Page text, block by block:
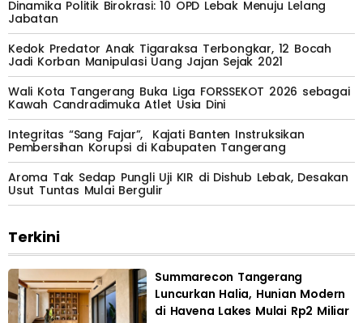
Dinamika Politik Birokrasi: 10 OPD Lebak Menuju Lelang
Jabatan
Kedok Predator Anak Tigaraksa Terbongkar, 12 Bocah
Jadi Korban Manipulasi Uang Jajan Sejak 2021
Wali Kota Tangerang Buka Liga FORSSEKOT 2026 sebagai
Kawah Candradimuka Atlet Usia Dini
Integritas “Sang Fajar”, Kajati Banten Instruksikan
Pembersihan Korupsi di Kabupaten Tangerang
Aroma Tak Sedap Pungli Uji KIR di Dishub Lebak, Desakan
Usut Tuntas Mulai Bergulir
Terkini
Summarecon Tangerang
Luncurkan Halia, Hunian Modern
di Havena Lakes Mulai Rp2 Miliar